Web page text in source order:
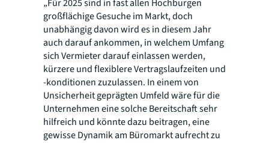
„Für 2025 sind in fast allen Hochburgen
großflächige Gesuche im Markt, doch
unabhängig davon wird es in diesem Jahr
auch darauf ankommen, in welchem Umfang
sich Vermieter darauf einlassen werden,
kürzere und flexiblere Vertragslaufzeiten und
-konditionen zuzulassen. In einem von
Unsicherheit geprägten Umfeld wäre für die
Unternehmen eine solche Bereitschaft sehr
hilfreich und könnte dazu beitragen, eine
gewisse Dynamik am Büromarkt aufrecht zu